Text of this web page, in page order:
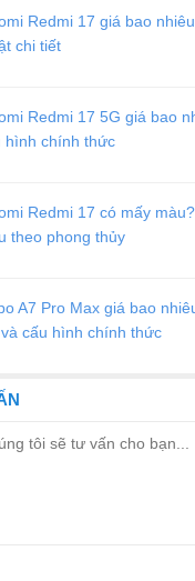
Redmi 17 giá bao
chi tiết
Redmi 17 5G giá bao
hình chính thức
Redmi 17 có mấy
theo phong thủy
A7 Pro Max giá bao
cấu hình chính thức